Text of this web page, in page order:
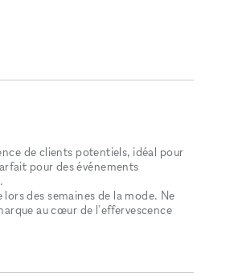
de clients potentiels, idéal pour
pour des événements
des semaines de la mode. Ne
au cœur de l'effervescence